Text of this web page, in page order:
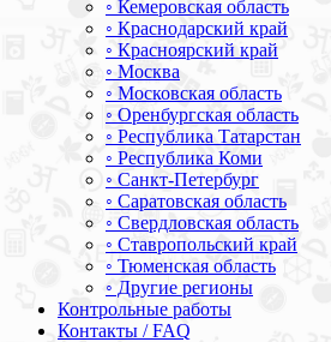
◦ Кемеровская область
◦ Краснодарский край
◦ Красноярский край
◦ Москва
◦ Московская область
◦ Оренбургская область
◦ Республика Татарстан
◦ Республика Коми
◦ Санкт-Петербург
◦ Саратовская область
◦ Свердловская область
◦ Ставропольский край
◦ Тюменская область
◦ Другие регионы
Контрольные работы
Контакты / FAQ